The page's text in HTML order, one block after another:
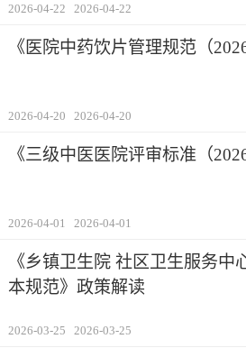
2026-04-22 2026-04-22
《医院中药饮片管理规范（
2026-04-20 2026-04-20
《三级中医医院评审标准（
2026-04-01 2026-04-01
《乡镇卫生院 社区卫生服务中
本规范》政策解读
2026-03-25 2026-03-25